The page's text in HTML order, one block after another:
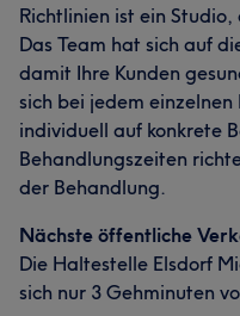
Richtlinien ist ein
Das Team hat sich auf
damit Ihre Kunden
sich bei jedem
individuell auf konkrete
Behandlungszeiten
der Behandlung.
Nächste öffentliche
Die Haltestelle Elsdorf
sich nur 3 Gehminuten